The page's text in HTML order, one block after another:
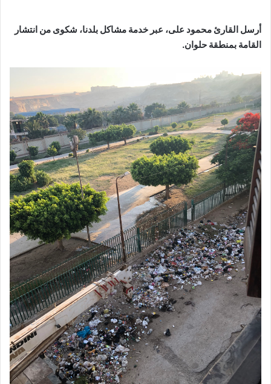
أرسل القارئ محمود على، عبر خدمة مشاكل بلدنا، شكوى من انتشار
القامة بمنطقة حلوان.